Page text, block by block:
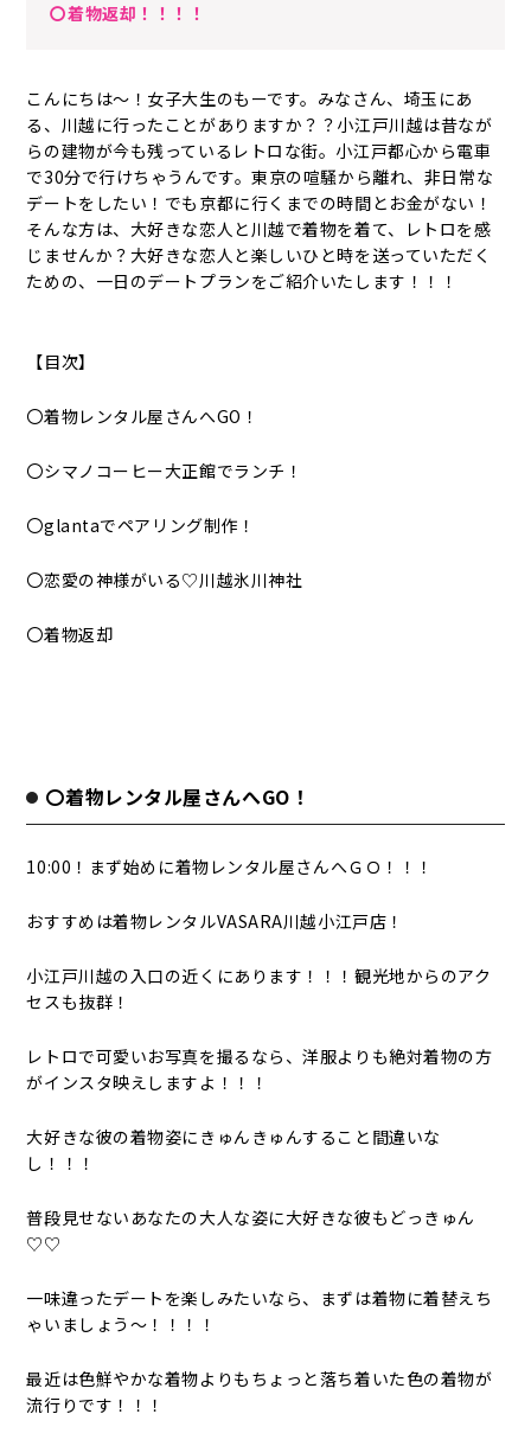
〇着物返却！！！！
こんにちは～！女子大生のもーです。みなさん、埼玉にあ
る、川越に行ったことがありますか？？小江戸川越は昔なが
らの建物が今も残っているレトロな街。小江戸都心から電車
で30分で行けちゃうんです。東京の喧騒から離れ、非日常な
デートをしたい！でも京都に行くまでの時間とお金がない！
そんな方は、大好きな恋人と川越で着物を着て、レトロを感
じませんか？大好きな恋人と楽しいひと時を送っていただく
ための、一日のデートプランをご紹介いたします！！！
【目次】
〇着物レンタル屋さんへGO！
〇シマノコーヒー大正館でランチ！
〇glantaでペアリング制作！
〇恋愛の神様がいる♡川越氷川神社
〇着物返却
〇着物レンタル屋さんへGO！
10:00！まず始めに着物レンタル屋さんへＧＯ！！！
おすすめは着物レンタルVASARA川越小江戸店！
小江戸川越の入口の近くにあります！！！観光地からのアク
セスも抜群！
レトロで可愛いお写真を撮るなら、洋服よりも絶対着物の方
がインスタ映えしますよ！！！
大好きな彼の着物姿にきゅんきゅんすること間違いな
し！！！
普段見せないあなたの大人な姿に大好きな彼もどっきゅん
♡♡
一味違ったデートを楽しみたいなら、まずは着物に着替えち
ゃいましょう～！！！！
最近は色鮮やかな着物よりもちょっと落ち着いた色の着物が
流行りです！！！